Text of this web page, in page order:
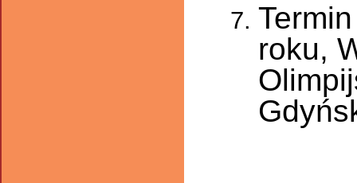
roku,